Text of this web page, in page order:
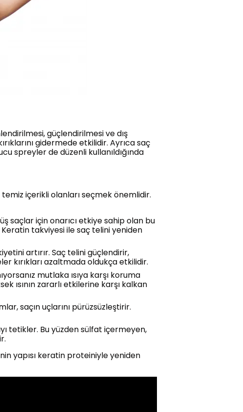
güçlendirilmesi ve dış
gidermede etkilidir. Ayrıca saç
spreyler de düzenli kullanıldığında
içerikli olanları seçmek önemlidir.
saçlar için onarıcı etkiye sahip olan bu
takviyesi ile saç telini yeniden
artırır. Saç telini güçlendirir,
kırıkları azaltmada oldukça etkilidir.
mutlaka ısıya karşı koruma
ısının zararlı etkilerine karşı kalkan
saçın uçlarını pürüzsüzleştirir.
tetikler. Bu yüzden sülfat içermeyen,
yapısı keratin proteiniyle yeniden